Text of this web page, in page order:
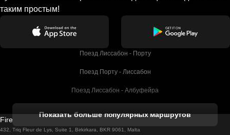
таким простым!
Поезд Лиссабон - Порту
Поезд Порту - Лиссабон
Поезд Лиссабон - Албуфейра
Поезд Лиссабон - Лагос
Показать больше популярных маршрутов
Firebird GT Limited (OC 1451)
432, Triq Fleur de Lys, Suite 1, Birkirkara, BKR 9061, Malta